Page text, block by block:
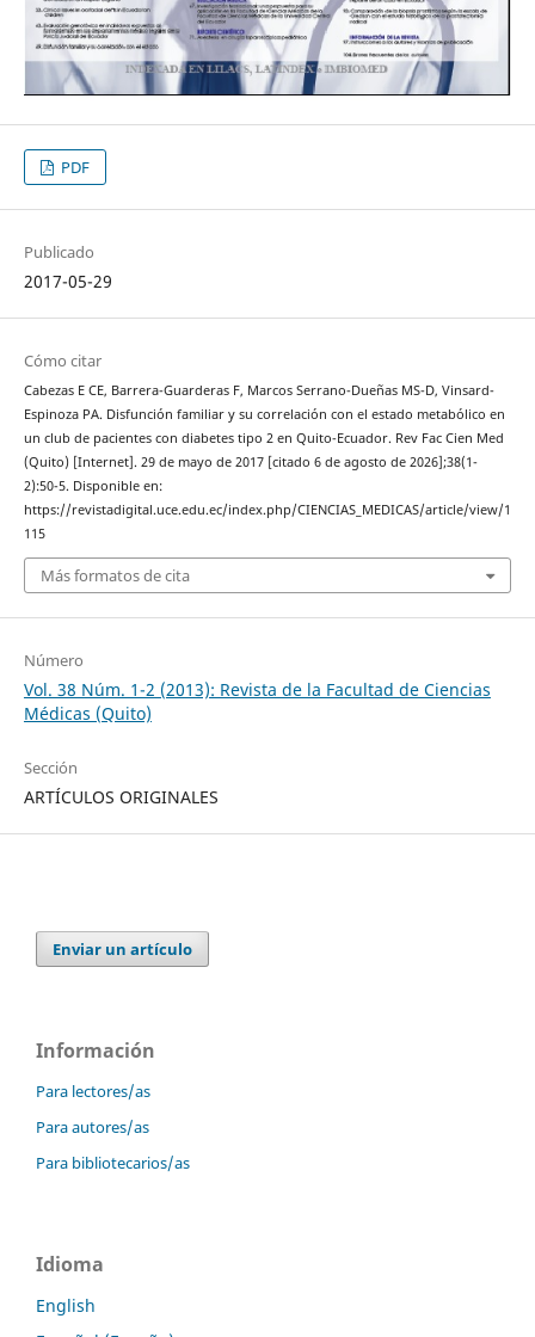
PDF
Publicado
2017-05-29
Cómo citar
Cabezas E CE, Barrera-Guarderas F, Marcos Serrano-Dueñas MS-D, Vinsard-
Espinoza PA. Disfunción familiar y su correlación con el estado metabólico en
un club de pacientes con diabetes tipo 2 en Quito-Ecuador. Rev Fac Cien Med
(Quito) [Internet]. 29 de mayo de 2017 [citado 6 de agosto de 2026];38(1-
2):50-5. Disponible en:
https://revistadigital.uce.edu.ec/index.php/CIENCIAS_MEDICAS/article/view/1
115
Más formatos de cita
Número
Vol. 38 Núm. 1-2 (2013): Revista de la Facultad de Ciencias
Médicas (Quito)
Sección
ARTÍCULOS ORIGINALES
Enviar un artículo
Información
Para lectores/as
Para autores/as
Para bibliotecarios/as
Idioma
English